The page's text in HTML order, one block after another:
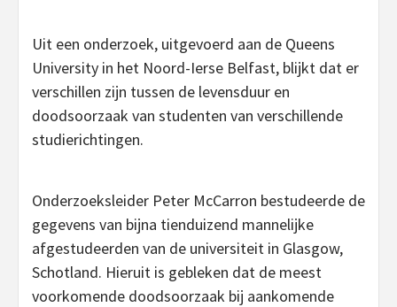
Uit een onderzoek, uitgevoerd aan de Queens
University in het Noord-Ierse Belfast, blijkt dat er
verschillen zijn tussen de levensduur en
doodsoorzaak van studenten van verschillende
studierichtingen.
Onderzoeksleider Peter McCarron bestudeerde de
gegevens van bijna tienduizend mannelijke
afgestudeerden van de universiteit in Glasgow,
Schotland. Hieruit is gebleken dat de meest
voorkomende doodsoorzaak bij aankomende